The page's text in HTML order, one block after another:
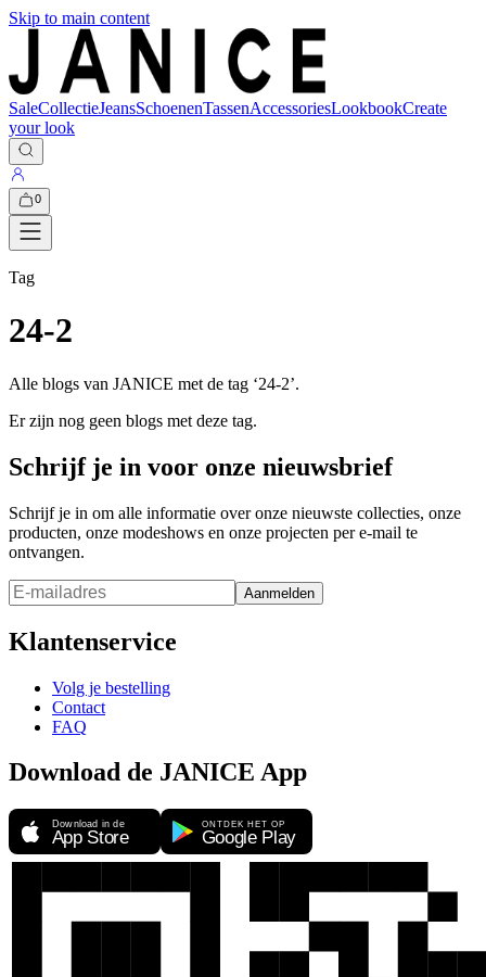
Skip to main content
SaleCollectieJeansSchoenenTassenAccessoriesLookbookCreate
your look
0
Tag
24-2
Alle blogs van JANICE met de tag ‘24-2’.
Er zijn nog geen blogs met deze tag.
Schrijf je in voor onze nieuwsbrief
Schrijf je in om alle informatie over onze nieuwste collecties, onze
producten, onze modeshows en onze projecten per e-mail te
ontvangen.
Aanmelden
Klantenservice
Volg je bestelling
Contact
FAQ
Download de JANICE App